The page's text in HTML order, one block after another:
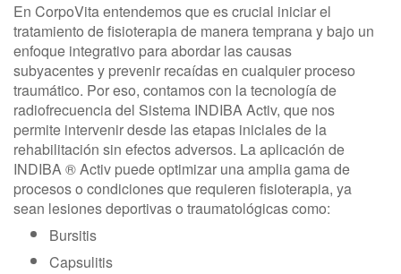
En CorpoVita entendemos que es crucial iniciar el
tratamiento de fisioterapia de manera temprana y bajo un
enfoque integrativo para abordar las causas
subyacentes y prevenir recaídas en cualquier proceso
traumático. Por eso, contamos con la tecnología de
radiofrecuencia del Sistema INDIBA Activ, que nos
permite intervenir desde las etapas iniciales de la
rehabilitación sin efectos adversos. La aplicación de
INDIBA ® Activ puede optimizar una amplia gama de
procesos o condiciones que requieren fisioterapia, ya
sean lesiones deportivas o traumatológicas como:
Bursitis
Capsulitis